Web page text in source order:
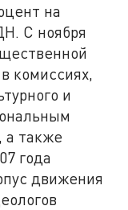
на
С ноября
комиссиях,
и
а также
года
движения